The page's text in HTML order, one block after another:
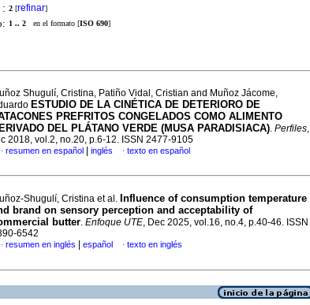
: 2 [refinar]
1 .. 2 en el formato [ISO 690]
Shugulí, Cristina, Patiño Vidal, Cristian and Muñoz Jácome,
ESTUDIO DE LA CINÉTICA DE DETERIORO DE
PREFRITOS CONGELADOS COMO ALIMENTO
DEL PLÁTANO VERDE (MUSA PARADISIACA). Perfiles,
2018, vol.2, no.20, p.6-12. ISSN 2477-9105
· resumen en español inglés · texto en español
Shugulí, Cristina et al. Influence of consumption temperature
brand on sensory perception and acceptability of
butter. Enfoque UTE, Dec 2025, vol.16, no.4, p.40-46. ISSN
6542
· resumen en inglés español · texto en inglés